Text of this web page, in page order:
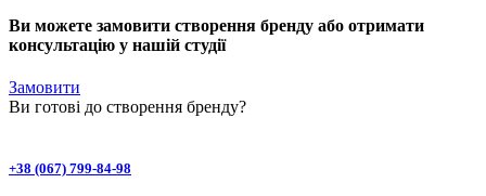
Ви можете замовити створення бренду або отримати
консультацію у нашій студії
Замовити
Ви готові до створення бренду?
+38 (067) 799-84-98